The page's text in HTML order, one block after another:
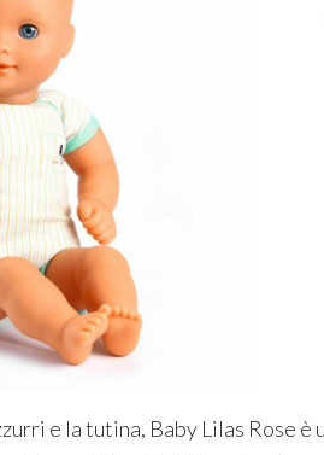
e la tutina, Baby Lilas Rose è